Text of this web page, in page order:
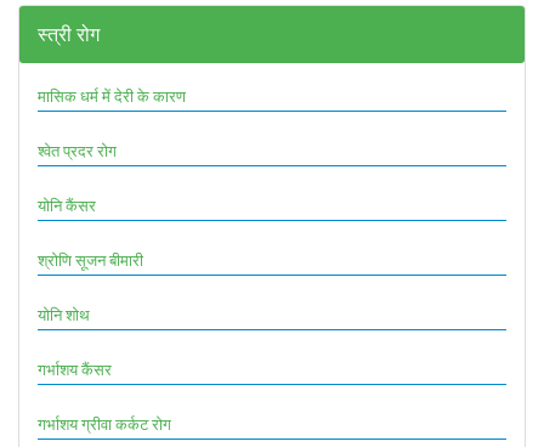
स्त्री रोग
मासिक धर्म में देरी के कारण
श्वेत प्रदर रोग
योनि कैंसर
श्रोणि सूजन बीमारी
योनि शोथ
गर्भाशय कैंसर
गर्भाशय ग्रीवा कर्कट रोग